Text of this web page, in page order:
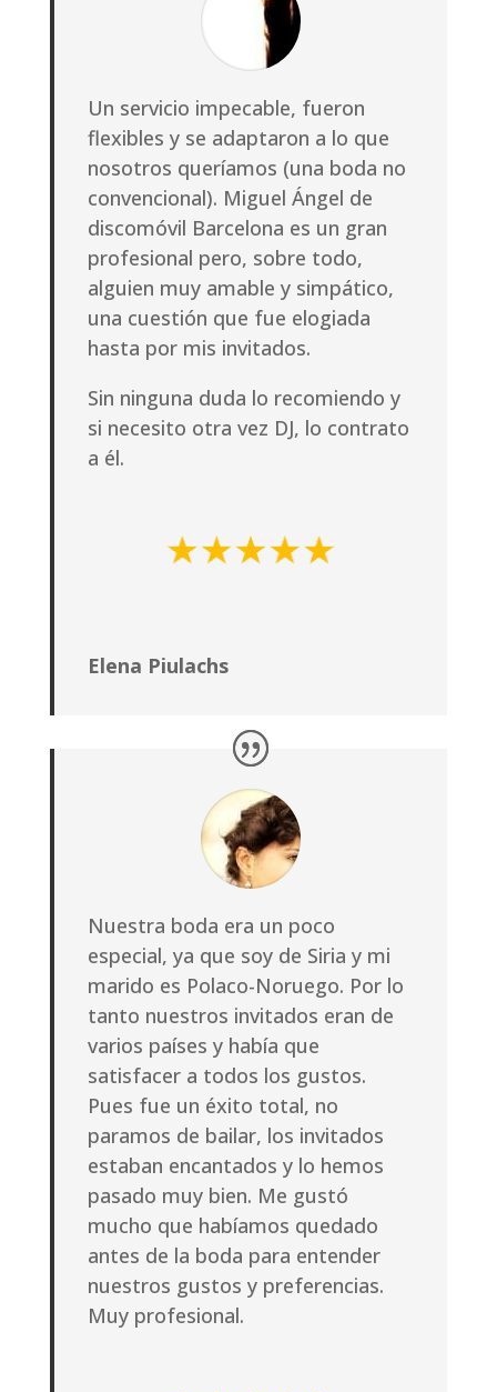
Un servicio impecable, fueron
flexibles y se adaptaron a lo que
nosotros queríamos (una boda no
convencional). Miguel Ángel de
discomóvil Barcelona es un gran
profesional pero, sobre todo,
alguien muy amable y simpático,
una cuestión que fue elogiada
hasta por mis invitados.
Sin ninguna duda lo recomiendo y
si necesito otra vez DJ, lo contrato
a él.
Elena Piulachs
Nuestra boda era un poco
especial, ya que soy de Siria y mi
marido es Polaco-Noruego. Por lo
tanto nuestros invitados eran de
varios países y había que
satisfacer a todos los gustos.
Pues fue un éxito total, no
paramos de bailar, los invitados
estaban encantados y lo hemos
pasado muy bien. Me gustó
mucho que habíamos quedado
antes de la boda para entender
nuestros gustos y preferencias.
Muy profesional.